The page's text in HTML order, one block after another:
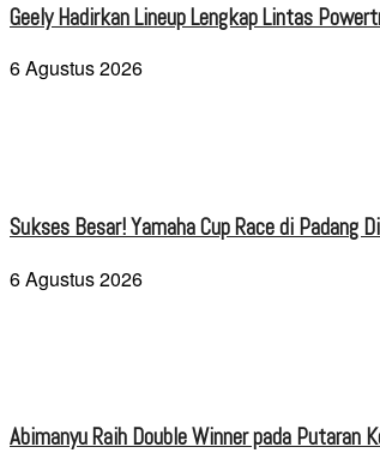
Geely Hadirkan Lineup Lengkap Lintas
6 Agustus 2026
Sukses Besar! Yamaha Cup Race di Padang
6 Agustus 2026
Abimanyu Raih Double Winner pada Putaran